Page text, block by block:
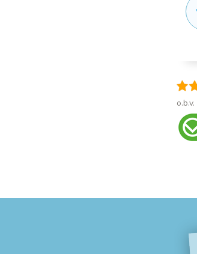
o.b.v.